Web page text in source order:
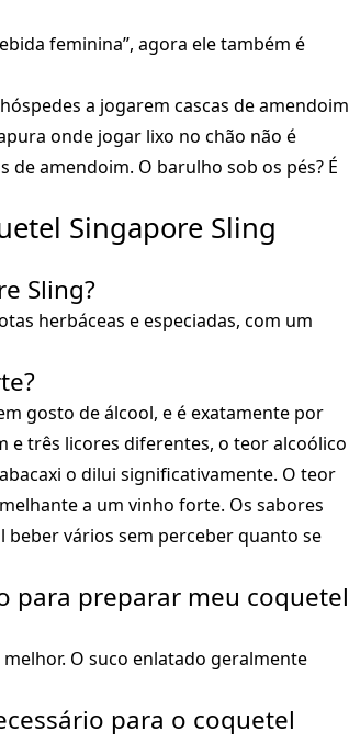
feminina”, agora ele também é
a jogarem cascas de amendoim
onde jogar lixo no chão não é
de amendoim. O barulho sob os pés? É
Singapore Sling
Sling?
herbáceas e especiadas, com um
gosto de álcool, e é exatamente por
e três licores diferentes, o teor alcoólico
o dilui significativamente. O teor
a um vinho forte. Os sabores
vários sem perceber quanto se
para preparar meu coquetel
O suco enlatado geralmente
para o coquetel